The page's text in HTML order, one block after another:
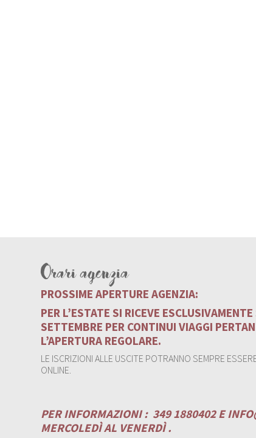
Orari agenzia
PROSSIME APERTURE AGENZIA:
PER L’ESTATE SI RICEVE
SETTEMBRE PER CONTINUI VIAGGI
L’APERTURA REGOLARE.
LE ISCRIZIONI ALLE USCITE POTRANNO SEMPRE
ONLINE.
PER INFORMAZIONI : 349 1880402 E
MERCOLEDÌ AL VENERDÌ .